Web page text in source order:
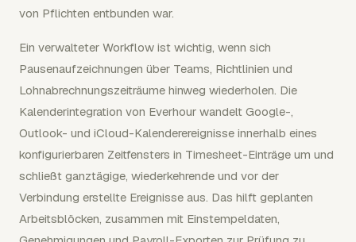
von Pflichten entbunden war.
Ein verwalteter Workflow ist wichtig, wenn sich
Pausenaufzeichnungen über Teams, Richtlinien und
Lohnabrechnungszeiträume hinweg wiederholen. Die
Kalenderintegration von Everhour wandelt Google-,
Outlook- und iCloud-Kalenderereignisse innerhalb eines
konfigurierbaren Zeitfensters in Timesheet-Einträge um und
schließt ganztägige, wiederkehrende und vor der
Verbindung erstellte Ereignisse aus. Das hilft geplanten
Arbeitsblöcken, zusammen mit Einstempeldaten,